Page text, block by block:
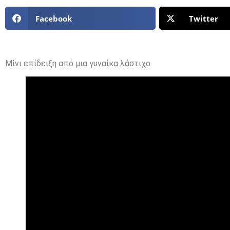
Facebook Twitter
Μίνι επίδειξη από μια γυναίκα λάστιχο